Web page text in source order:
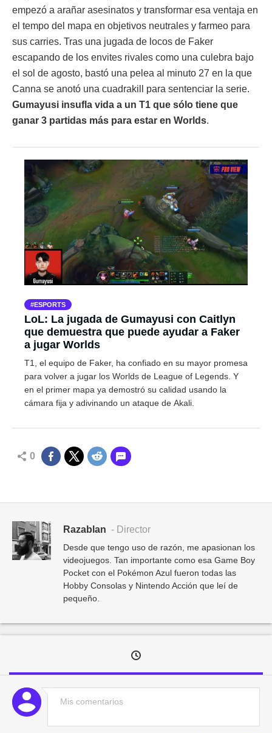
empezó a arañar asesinatos y transformar esa ventaja en
el tempo del mapa en objetivos neutrales y farmeo para
sus carries. Tras una jugada de locos de Faker
escapando de los envites rivales como una culebra bajo
el sol de agosto, bastó una pelea al minuto 27 en la que
Canna se anotó una cuadrakill para sentenciar la serie.
Gumayusi insufla vida a un T1 que sólo tiene que
ganar 3 partidas más para estar en Worlds.
ESPORTS
LoL: La jugada de Gumayusi con Caitlyn
que demuestra que puede ayudar a Faker
a jugar Worlds
T1, el equipo de Faker, ha confiado en su mayor promesa
para volver a jugar los Worlds de League of Legends. Y
en el primer mapa ya demostró su calidad usando la
cámara fija y adivinando un ataque de Akali.
0
Razablan - Director
Desde que tengo uso de razón, me apasionan los
videojuegos. Tan importante como esa Game Boy
Pocket con el Pokémon Azul fueron todas las
Hobby Consolas y Nintendo Acción que leí de
pequeño.